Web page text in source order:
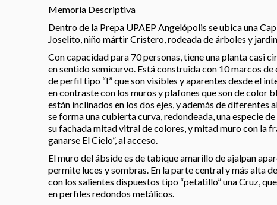
Memoria Descriptiva
Dentro de la Prepa UPAEP Angelópolis se ubica una
Joselito, niño mártir Cristero, rodeada de árboles y
Con capacidad para 70 personas, tiene una planta casi
en sentido semicurvo. Está construida con 10 marcos
de perfil tipo “I” que son visibles y aparentes desde el
en contraste con los muros y plafones que son de color
están inclinados en los dos ejes, y además de diferentes
se forma una cubierta curva, redondeada, una especie
su fachada mitad vitral de colores, y mitad muro con la
ganarse El Cielo”, al acceso.
El muro del ábside es de tabique amarillo de ajalpan
permite luces y sombras. En la parte central y más alta
con los salientes dispuestos tipo “petatillo” una Cruz,
en perfiles redondos metálicos.